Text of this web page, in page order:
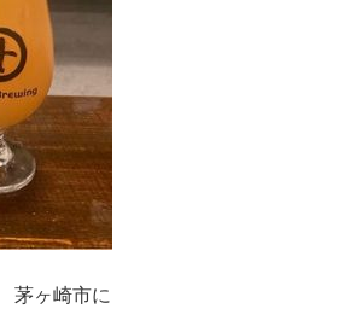
茅ヶ崎市に